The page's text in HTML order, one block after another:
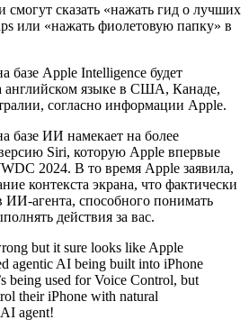
смогут сказать «нажать гид о лучших
или «нажать фиолетовую папку» в
базе Apple Intelligence будет
английском языке в США, Канаде,
согласно информации Apple.
базе ИИ намекает на более
Siri, которую Apple впервые
2024. В то время Apple заявила,
контекста экрана, что фактически
агента, способного понимать
действия за вас.
but it sure looks like Apple
agentic AI being built into iPhone
being used for Voice Control, but
their iPhone with natural
agent!